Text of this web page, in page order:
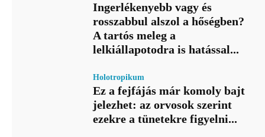
Ingerlékenyebb vagy és
rosszabbul alszol a hőségben?
A tartós meleg a
lelkiállapotodra is hatással...
Holotropikum
Ez a fejfájás már komoly bajt
jelezhet: az orvosok szerint
ezekre a tünetekre figyelni...